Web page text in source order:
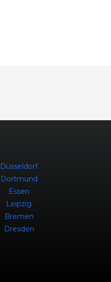
Düsseldorf
Dortmund
Essen
Leipzig
Bremen
Dresden